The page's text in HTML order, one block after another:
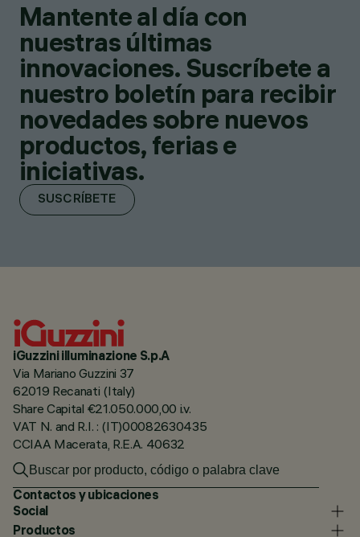
Mantente al día con
nuestras últimas
innovaciones. Suscríbete a
nuestro boletín para recibir
novedades sobre nuevos
productos, ferias e
iniciativas.
SUSCRÍBETE
iGuzzini illuminazione S.p.A
Via Mariano Guzzini 37
62019 Recanati (Italy)
Share Capital €21.050.000,00 i.v.
VAT N. and R.I. : (IT)00082630435
CCIAA Macerata, R.E.A. 40632
Contactos y ubicaciones
Social
Productos